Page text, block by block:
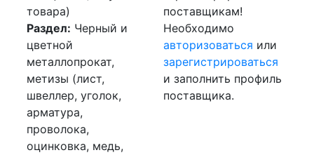
товара)
Раздел: Черный и
цветной
металлопрокат,
метизы (лист,
швеллер, уголок,
арматура,
проволока,
оцинковка, медь,
поставщикам!
Необходимо
авторизоваться или
зарегистрироваться
и заполнить профиль
поставщика.